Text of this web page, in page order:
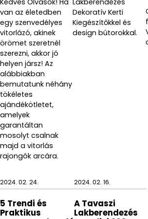
nem fogja megzavarni értékes
pihenésünket vagy alvásunkat.
A PURE WOOD GRAIN faliórával
hiszen csak bele kell tennünk a
elemet (csomagolás nem
helyezzük a falra, ahol a lehető
otthonunkat, és onnantól kezdve
dekoróránk vidáman és
Kedves Olvasók! Ha
van az életedben
egy szenvedélyes
vitorlázó, akinek
örömet szeretnél
szerezni, akkor jó
helyen jársz! Az
alábbiakban
bemutatunk néhány
tökéletes
ajándékötletet,
amelyek
garantáltan
mosolyt csalnak
majd a vitorlás
rajongók arcára.
Lakberendezés
Dekoratív Kerti
Kiegészítőkkel és
design bútorokkal.
2024. 02. 24.
5 Trendi és
Praktikus
2024. 02. 16.
A Tavaszi
Lakberendezés